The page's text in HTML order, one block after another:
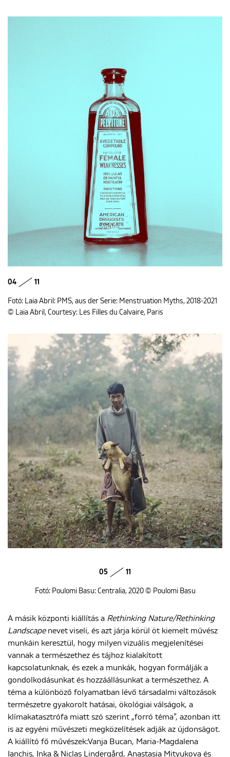
04 11
Fotó: Laia Abril: PMS, aus der Serie: Menstruation Myths, 2018-2021
© Laia Abril, Courtesy: Les Filles du Calvaire, Paris
05 11
Fotó: Poulomi Basu: Centralia, 2020 © Poulomi Basu
A másik központi kiállítás a Rethinking Nature/Rethinking
Landscape nevet viseli, és azt járja körül öt kiemelt művész
munkáin keresztül, hogy milyen vizuális megjelenítései
vannak a természethez és tájhoz kialakított
kapcsolatunknak, és ezek a munkák, hogyan formálják a
gondolkodásunkat és hozzáállásunkat a természethez. A
téma a különböző folyamatban lévő társadalmi változások
természetre gyakorolt hatásai, ökológiai válságok, a
klímakatasztrófa miatt szó szerint „forró téma”, azonban itt
is az egyéni művészeti megközelítések adják az újdonságot.
A kiállító fő művészek:Vanja Bucan, Maria-Magdalena
Ianchis, Inka & Niclas Lindergård, Anastasia Mityukova és